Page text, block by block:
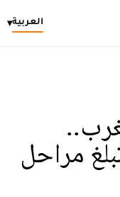
العربية▾
مراحل